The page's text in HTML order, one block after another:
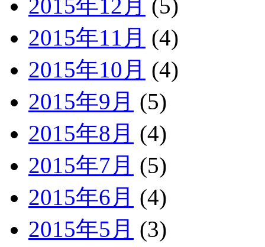
2015年12月 (5)
2015年11月 (4)
2015年10月 (4)
2015年9月 (5)
2015年8月 (4)
2015年7月 (5)
2015年6月 (4)
2015年5月 (3)